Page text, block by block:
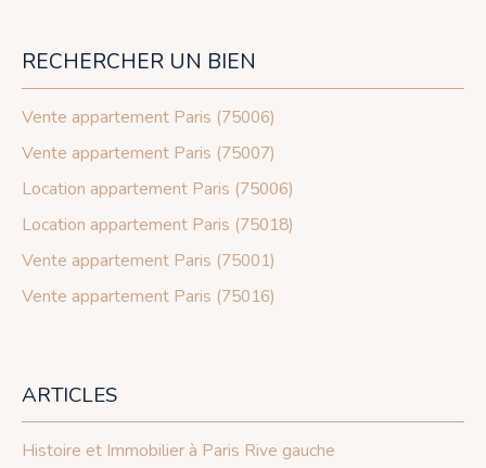
RECHERCHER UN BIEN
Vente appartement Paris (75006)
Vente appartement Paris (75007)
Location appartement Paris (75006)
Location appartement Paris (75018)
Vente appartement Paris (75001)
Vente appartement Paris (75016)
ARTICLES
Histoire et Immobilier à Paris Rive gauche